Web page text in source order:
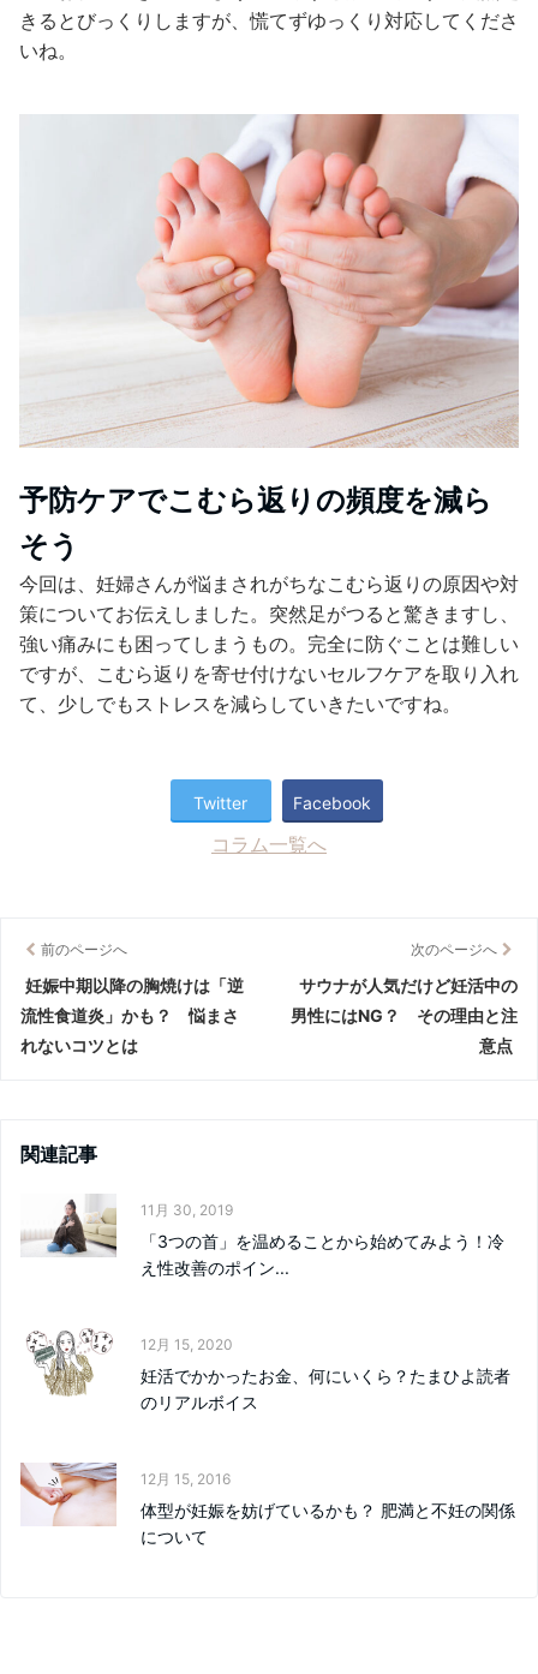
きるとびっくりしますが、慌てずゆっくり対応してくださ
いね。
予防ケアでこむら返りの頻度を減ら
そう
今回は、妊婦さんが悩まされがちなこむら返りの原因や対
策についてお伝えしました。突然足がつると驚きますし、
強い痛みにも困ってしまうもの。完全に防ぐことは難しい
ですが、こむら返りを寄せ付けないセルフケアを取り入れ
て、少しでもストレスを減らしていきたいですね。
Twitter Facebook
コラム一覧へ
前のページへ
妊娠中期以降の胸焼けは「逆
流性食道炎」かも？ 悩まさ
れないコツとは
次のページへ
サウナが人気だけど妊活中の
男性にはNG？ その理由と注
意点
関連記事
11月 30, 2019
「3つの首」を温めることから始めてみよう！冷
え性改善のポイン...
12月 15, 2020
妊活でかかったお金、何にいくら？たまひよ読者
のリアルボイス
12月 15, 2016
体型が妊娠を妨げているかも？ 肥満と不妊の関係
について